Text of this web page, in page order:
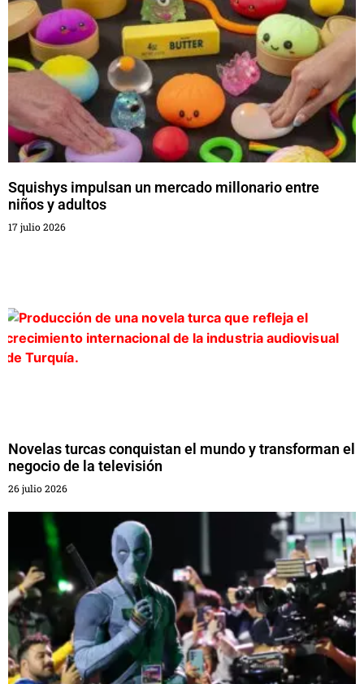
Squishys impulsan un mercado millonario entre
niños y adultos
17 julio 2026
Novelas turcas conquistan el mundo y transforman el
negocio de la televisión
26 julio 2026